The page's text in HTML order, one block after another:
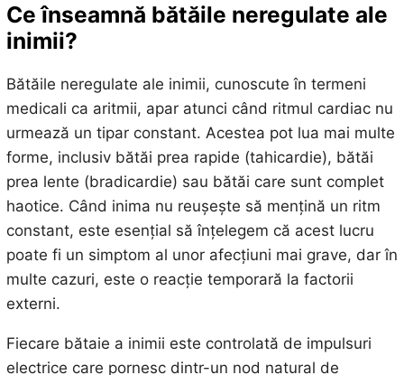
Ce înseamnă bătăile neregulate ale
inimii?
Bătăile neregulate ale inimii, cunoscute în termeni
medicali ca aritmii, apar atunci când ritmul cardiac nu
urmează un tipar constant. Acestea pot lua mai multe
forme, inclusiv bătăi prea rapide (tahicardie), bătăi
prea lente (bradicardie) sau bătăi care sunt complet
haotice. Când inima nu reușește să mențină un ritm
constant, este esențial să înțelegem că acest lucru
poate fi un simptom al unor afecțiuni mai grave, dar în
multe cazuri, este o reacție temporară la factorii
externi.
Fiecare bătaie a inimii este controlată de impulsuri
electrice care pornesc dintr-un nod natural de